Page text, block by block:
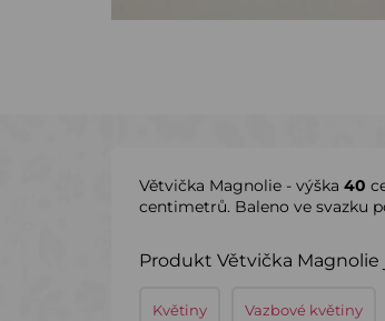
Větvička Magnolie - výška 40
centimetrů. Baleno ve svazku
Produkt Větvička
Květiny Vazbové květiny